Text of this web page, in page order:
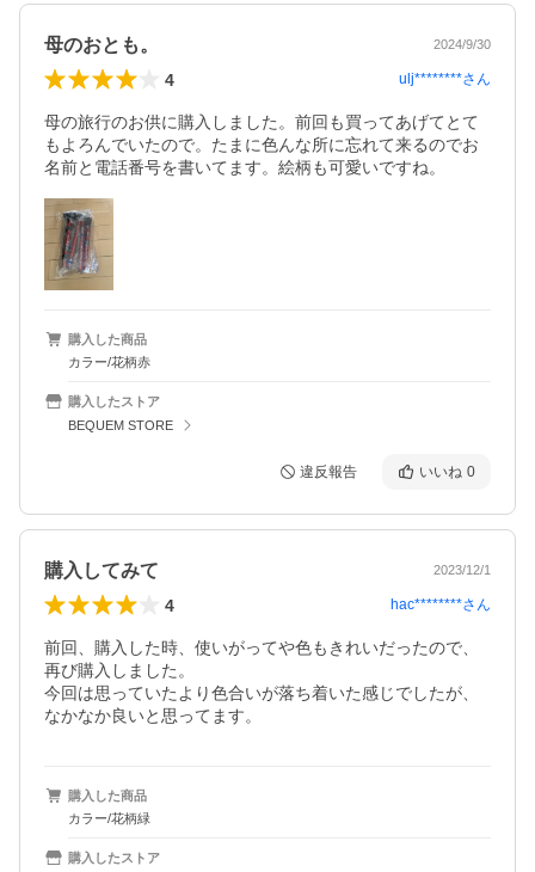
母のおとも。 2024/9/30
4 ulj********さん
母の旅行のお供に購入しました。前回も買ってあげてとて
もよろんでいたので。たまに色んな所に忘れて来るのでお
名前と電話番号を書いてます。絵柄も可愛いですね。
購入した商品
カラー/花柄赤
購入したストア
BEQUEM STORE
違反報告 いいね 0
購入してみて 2023/12/1
4 hac********さん
前回、購入した時、使いがってや色もきれいだったので、
再び購入しました。
今回は思っていたより色合いが落ち着いた感じでしたが、
なかなか良いと思ってます。
購入した商品
カラー/花柄緑
購入したストア